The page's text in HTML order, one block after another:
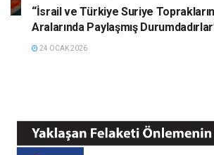
“İsrail ve Türkiye Suriye
Aralarında Paylaşmış
24 OCAK 2026